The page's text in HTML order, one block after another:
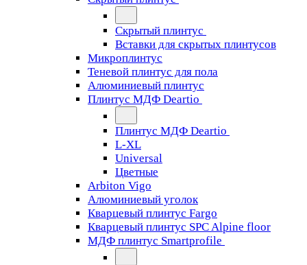
Скрытый плинтус
Вставки для скрытых плинтусов
Микроплинтус
Теневой плинтус для пола
Алюминиевый плинтус
Плинтус МДФ Deartio
Плинтус МДФ Deartio
L-XL
Universal
Цветные
Arbiton Vigo
Алюминиевый уголок
Кварцевый плинтус Fargo
Кварцевый плинтус SPC Alpine floor
МДФ плинтус Smartprofile